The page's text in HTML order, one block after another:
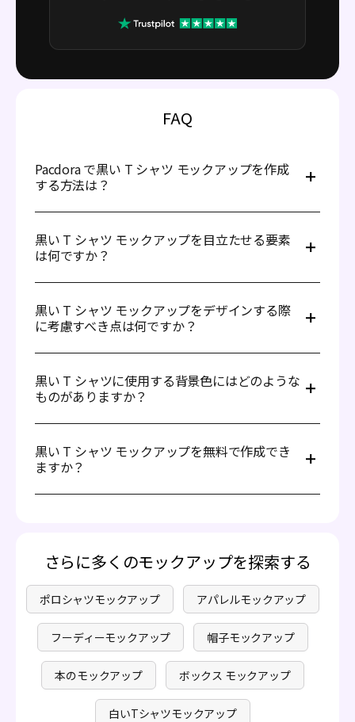
FAQ
Pacdora で黒い T シャツ モックアップを作成
する方法は？
従ってください：
ステップ1: ライブラリからお気に入りの黒い T シャツを
します。
ステップ3: 背景色、シーン、角度、その他の重要な要素を
動画形式、印刷可能なファイル、オンライン共有もサポー
トされています。
黒い T シャツ モックアップを目立たせる要素
は何ですか？
アであること、適切な照明と影を使ってリアルに見えるこ
とが際立ちます。生地の質感を追加することで、シャツが
立ちます。
黒い T シャツ モックアップをデザインする際
に考慮すべき点は何ですか？
下のヒントを考慮してください：
1. 高品質な画像を使用する: Google やソーシャルメディア
能性があります。
2. グラフィックを適切なサイズにする: グラフィックのサ
ーゲットオーディエンスであると仮定しないでください。
徹底的な調査を行い、デザインが意図したオーディエンス
に響くことを確認してください。
黒い T シャツに使用する背景色にはどのような
ものがありますか？
色の背景色が適しています。これにより、デザインがより
目立ち、魅力的になります。また、赤、青、黄色といった
黒い T シャツ モックアップを無料で作成でき
ますか？
が、プレミアム料金が必要で、透明性があり隠れた費用は
ありません。詳細については、 料金ページをご覧くださ
い。
さらに多くのモックアップを探索する
ポロシャツモックアップ アパレルモックアップ
フーディーモックアップ 帽子モックアップ
本のモックアップ ボックス モックアップ
白いTシャツモックアップ